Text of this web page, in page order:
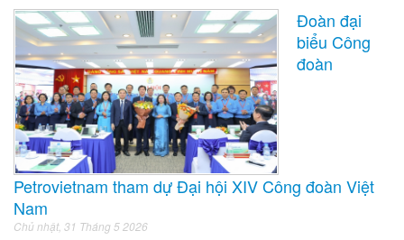
Đoàn đại
biểu Công
đoàn
Petrovietnam tham dự Đại hội XIV Công đoàn Việt
Nam
Chủ nhật, 31 Tháng 5 2026